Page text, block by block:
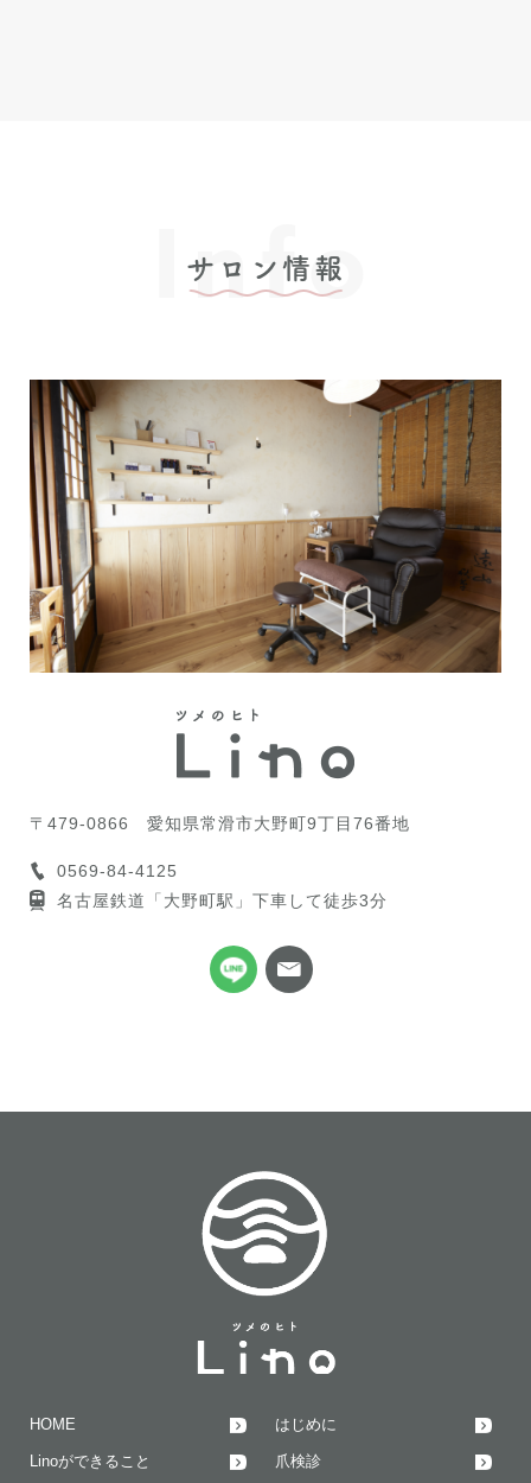
サロン情報
Info
〒479-0866 愛知県常滑市大野町9丁目76番地
0569-84-4125
名古屋鉄道「大野町駅」下車して徒歩3分
HOME はじめに
Linoができること 爪検診